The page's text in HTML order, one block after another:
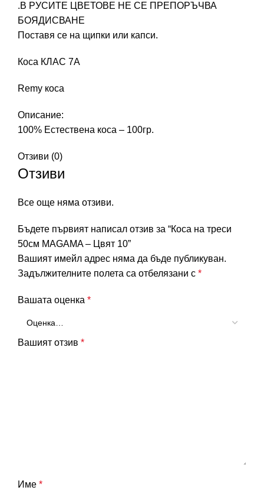
.В РУСИТЕ ЦВЕТОВЕ НЕ СЕ ПРЕПОРЪЧВА
БОЯДИСВАНЕ
Поставя се на щипки или капси.
Коса КЛАС 7А
Remy коса
Описание:
100% Естествена коса – 100гр.
Отзиви (0)
Отзиви
Все още няма отзиви.
Бъдете първият написал отзив за “Коса на треси
50см MAGAMA – Цвят 10”
Вашият имейл адрес няма да бъде публикуван.
Задължителните полета са отбелязани с *
Вашата оценка *
Вашият отзив *
Име *